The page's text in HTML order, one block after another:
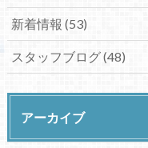
新着情報 (53)
スタッフブログ(48)
アーカイブ